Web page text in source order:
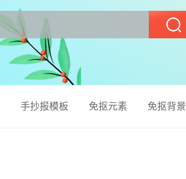
手抄报模板 免抠元素 免抠背景